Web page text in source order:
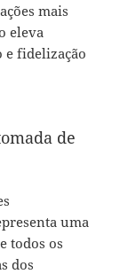
mais
eleva
e fidelização
de
uma
todos os
dos